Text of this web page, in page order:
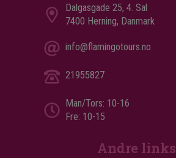
Dalgasgade 25, 4. Sal
7400 Herning, Danmark
info@flamingotours.no
21955827
Man/Tors: 10-16
Fre: 10-15
Andre links